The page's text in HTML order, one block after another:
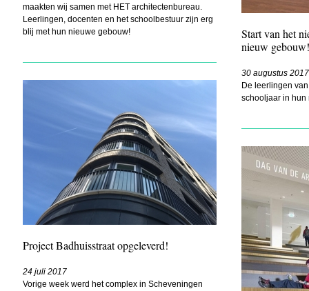
maakten wij samen met HET architectenbureau.
Leerlingen, docenten en het schoolbestuur zijn erg
blij met hun nieuwe gebouw!
Project Badhuisstraat opgeleverd!
24 juli 2017
Vorige week werd het complex in Scheveningen
Start van het
nieuw gebouw!
30 augustus 2017
De leerlingen
schooljaar in hun